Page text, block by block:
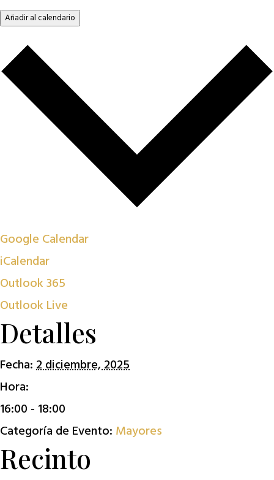
Añadir al calendario
Google Calendar
iCalendar
Outlook 365
Outlook Live
Detalles
Fecha:2 diciembre, 2025
Hora:
16:00 - 18:00
Categoría de Evento: Mayores
Recinto